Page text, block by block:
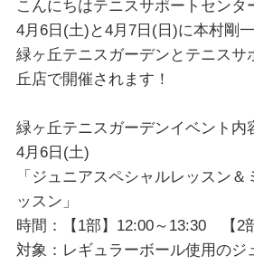
こんにちはテニスサポートセンタ
4月6日(土)と4月7日(日)に本村剛
緑ヶ丘テニスガーデンとテニスサ
丘店で開催されます！
緑ヶ丘テニスガーデンイベント内
4月6日(土)
「ジュニアスペシャルレッスン
ッスン」
時間：【1部】12:00～13:30 【2
対象：レギュラーボール使用のジ